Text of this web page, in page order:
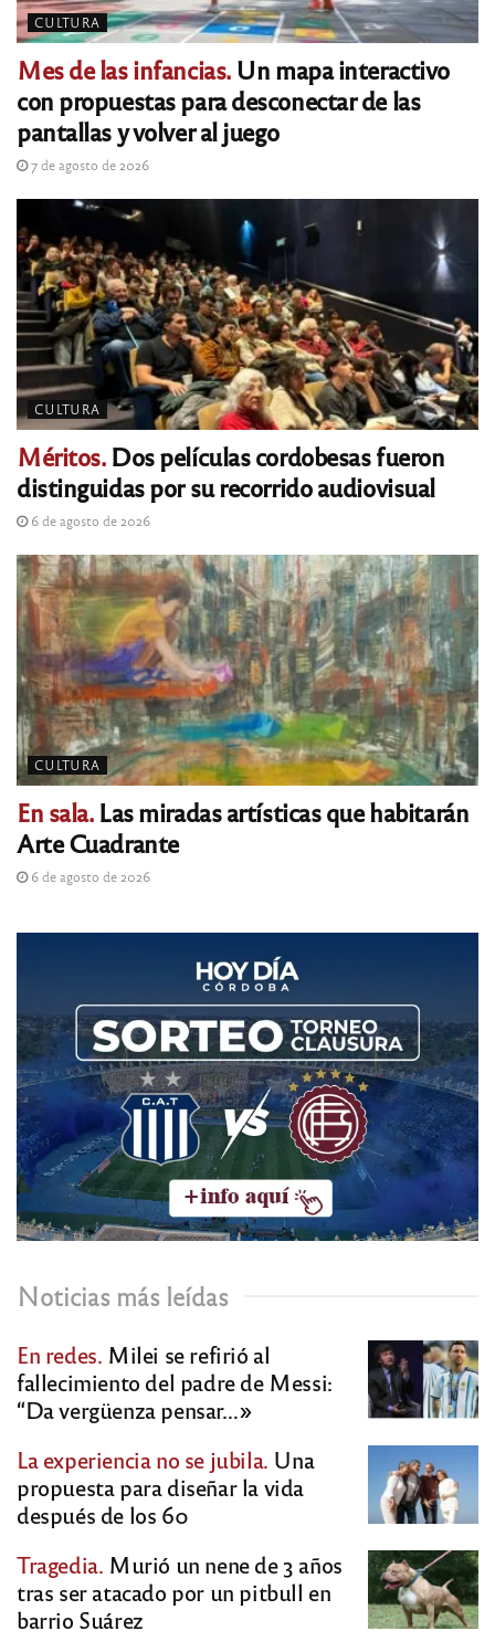
CULTURA
Mes de las infancias.Un mapa interactivo
con propuestas para desconectar de las
pantallas y volver al juego
7 de agosto de 2026
CULTURA
Méritos.Dos películas cordobesas fueron
distinguidas por su recorrido audiovisual
6 de agosto de 2026
CULTURA
En sala.Las miradas artísticas que habitarán
Arte Cuadrante
6 de agosto de 2026
Noticias más leídas
En redes. Milei se refirió al
fallecimiento del padre de Messi:
“Da vergüenza pensar…»
La experiencia no se jubila. Una
propuesta para diseñar la vida
después de los 60
Tragedia. Murió un nene de 3 años
tras ser atacado por un pitbull en
barrio Suárez